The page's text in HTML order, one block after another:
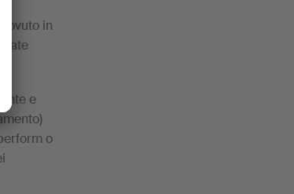
in
e
o